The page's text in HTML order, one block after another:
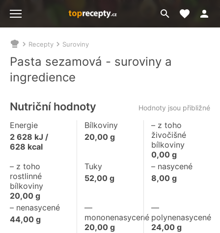
Přejít
na
Moje
Nacházíte
se
zde:
Recepty Suroviny
Pasta sezamová - suroviny a
ingredience
Nutriční hodnoty Hodnoty jsou přibližné
Energie
2 628 kJ /
628 kcal
Bílkoviny
20,00g
– z toho
živočišné
bílkoviny
0,00g
– z toho
rostlinné
bílkoviny
20,00 g
Tuky
52,00g
– nasycené
8,00g
– nenasycené
44,00 g
––
mononenasycené
20,00g
––
polynenasycené
24,00g